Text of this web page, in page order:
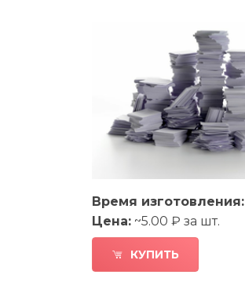
Время изготовления:
Цена: ~5.00 ₽ за шт.
КУПИТЬ